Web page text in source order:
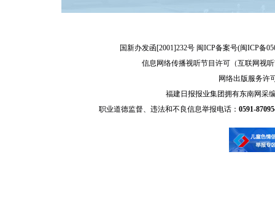
国新办发函[2001]232号 闽ICP备案号(闽ICP备
信息网络传播视听节目许可（互联网视
网络出版服务许
福建日报报业集团拥有东南网采
职业道德监督、违法和不良信息举报电话： 0591-